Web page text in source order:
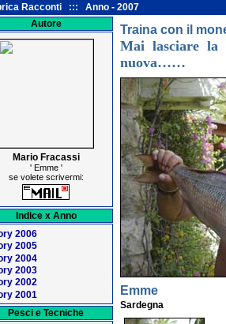
Racconti ::: Anno - 2007
Autore
Mario Fracassi
' Emme '
se volete scrivermi:
Indice x Anno
2006
2005
2004
2003
2002
2001
Pesci e Tecniche
Traina con il
Mai lasciare la
nuova……
Emme
Sardegna